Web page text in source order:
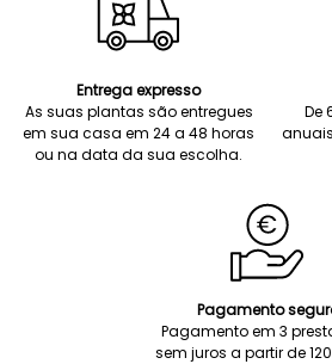
Entrega expresso
As suas plantas são entregues
em sua casa em 24 a 48 horas
ou na data da sua escolha.
De
Pagamento
Pagamento em 3
sem juros a partir de